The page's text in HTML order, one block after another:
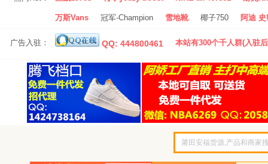
万斯Vans 冠军-Champion 雪地靴 椰子750 阿迪
广告入驻： QQ: 444800461 本站有300个千人群(入驻